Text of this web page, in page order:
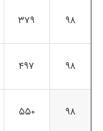
۹۸ ۳۷۹
۹۸ ۴۹۷
۹۸ ۵۵۰